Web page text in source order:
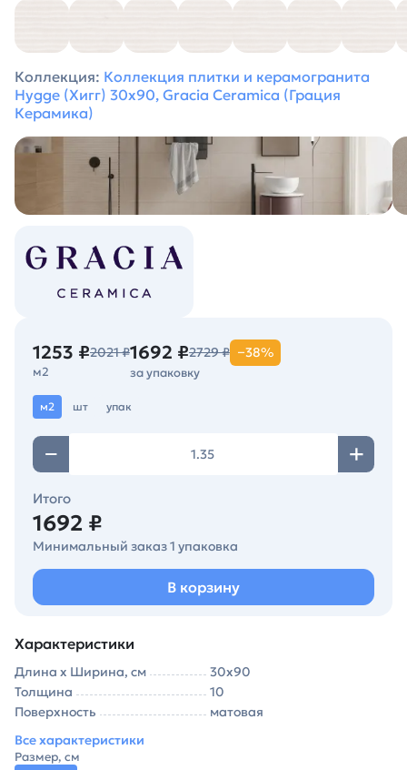
Коллекция: Коллекция плитки и керамогранита
Hygge (Хигг) 30х90, Gracia Ceramica (Грация
Керамика)
1253 ₽2021 ₽
м2
1692 ₽2729 ₽ −38%
за упаковку
м2 шт упак
Итого
1692 ₽
Минимальный заказ 1 упаковка
В корзину
Характеристики
Длина х Ширина, см
30х90
Толщина
10
Поверхность
матовая
Все характеристики
Размер, см